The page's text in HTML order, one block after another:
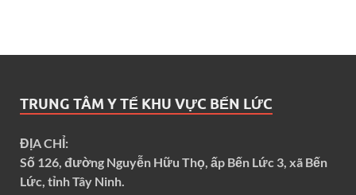
TRUNG TÂM Y TẾ KHU VỰC BẾN LỨC
ĐỊA CHỈ:
Số 126, đường Nguyễn Hữu Thọ, ấp Bến Lức 3, xã Bến
Lức, tỉnh Tây Ninh.